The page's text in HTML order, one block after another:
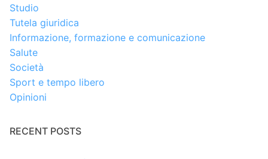
Studio
Tutela giuridica
Informazione, formazione e comunicazione
Salute
Società
Sport e tempo libero
Opinioni
RECENT POSTS